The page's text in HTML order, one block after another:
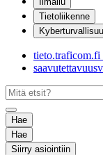
Tietoliikenne
tieto.traficom.fi
Hae
Hae
Siirry asiointiin